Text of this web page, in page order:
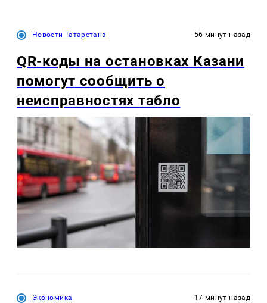
Новости Татарстана 56 минут назад
QR-коды на остановках Казани
помогут сообщить о
неисправностях табло
Экономика 17 минут назад